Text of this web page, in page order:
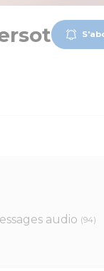
audio (94)